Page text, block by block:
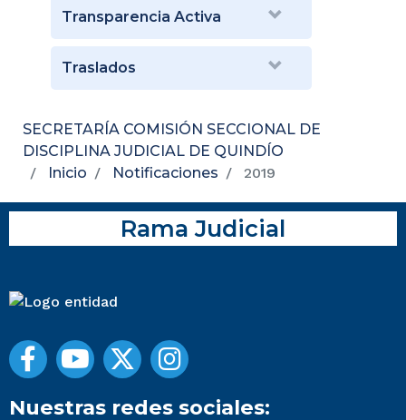
Transparencia Activa
Traslados
SECRETARÍA COMISIÓN SECCIONAL DE
DISCIPLINA JUDICIAL DE QUINDÍO
Inicio
Notificaciones 2019
Rama Judicial
Nuestras redes sociales: